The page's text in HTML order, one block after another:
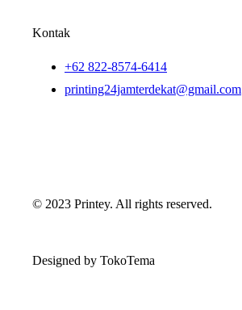
Kontak
+62 822-8574-6414
printing24jamterdekat@gmail.com
© 2023 Printey. All rights reserved.
Designed by TokoTema